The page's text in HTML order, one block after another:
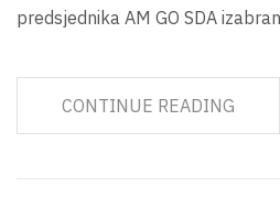
predsjednika AM GO SDA
CONTINUE READING